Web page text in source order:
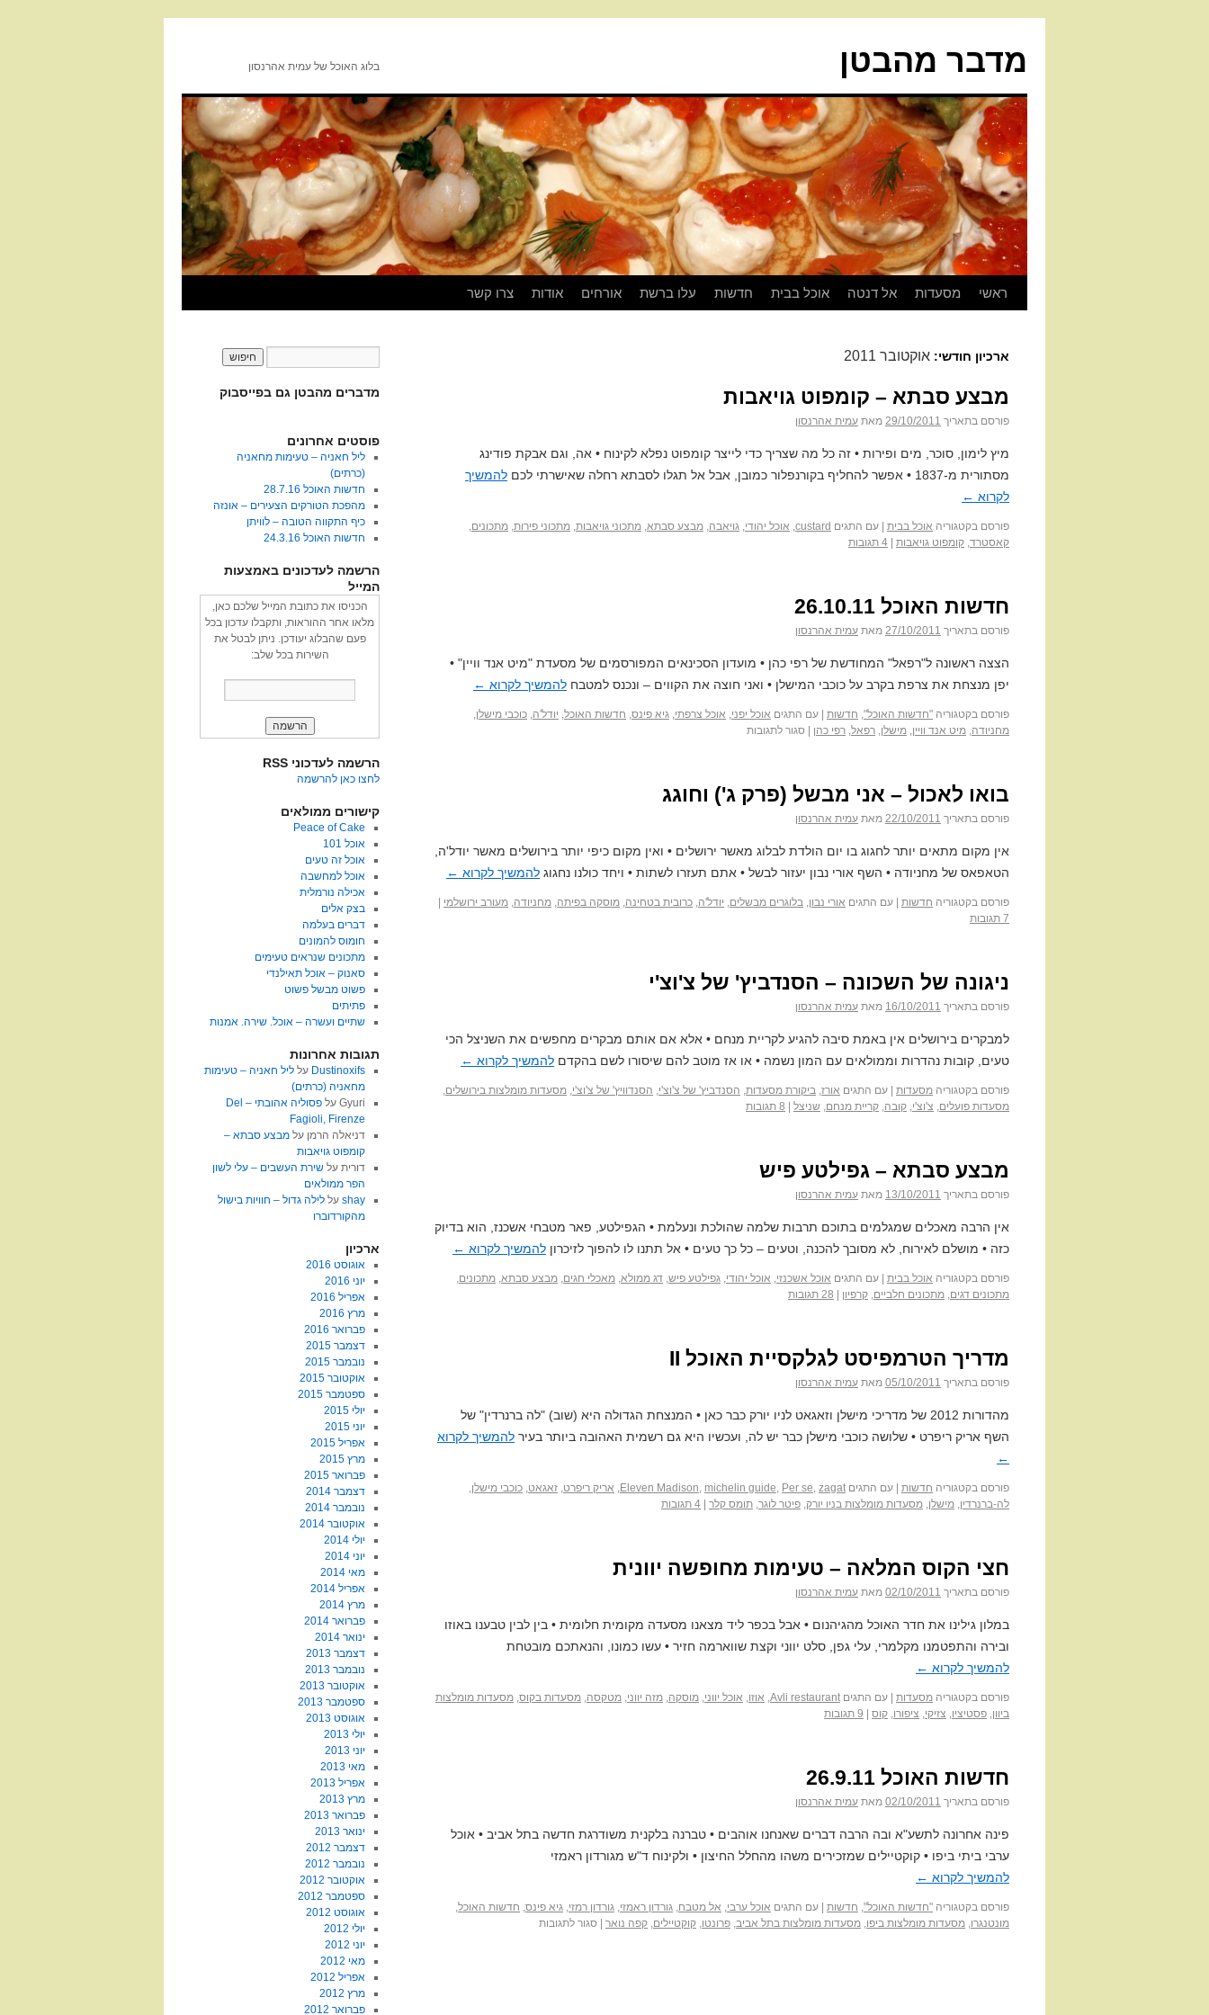
מדבר מהבטן בלוג האוכל של עמית אהרנסון
ראשי מסעדות אל דנטה אוכל בבית חדשות עלו ברשת אורחים אודות צרו קשר
ארכיון חודשי: אוקטובר 2011
מבצע סבתא – קומפוט גויאבות
פורסם בתאריך 29/10/2011 מאת עמית אהרנסון
מיץ לימון, סוכר, מים ופירות • זה כל מה שצריך כדי לייצר קומפוט נפלא לקינוח • אה, וגם אבקת פודינג
מסתורית מ-1837 • אפשר להחליף בקורנפלור כמובן, אבל אל תגלו לסבתא רחלה שאישרתי לכם
להמשיך
לקרוא ←
פורסם בקטגוריה אוכל בבית עם התגים custard
, אוכל יהודי, גויאבה, מבצע סבתא, מתכוני גויאבות, מתכוני פירות, מתכונים,
קאסטרד, קומפוט גויאבות 4 תגובות
חדשות האוכל 26.10.11
פורסם בתאריך 27/10/2011 מאת עמית אהרנסון
הצצה ראשונה ל"רפאל" המחודשת של רפי כהן • מועדון הסכינאים המפורסמים של מסעדת "מיט אנד וויין" •
יפן מנצחת את צרפת בקרב על כוכבי המישלן • ואני חוצה את הקווים – ונכנס למטבח להמשיך לקרוא ←
פורסם בקטגוריה "חדשות האוכל", חדשות עם התגים אוכל יפני, אוכל צרפתי, גיא פינס, חדשות האוכל, יודל'ה, כוכבי מישלן,
מחניודה, מיט אנד וויין, מישלן, רפאל, רפי כהן סגור לתגובות
בואו לאכול – אני מבשל (פרק ג') וחוגג
פורסם בתאריך 22/10/2011 מאת עמית אהרנסון
אין מקום מתאים יותר לחגוג בו יום הולדת לבלוג מאשר ירושלים • ואין מקום כיפי יותר בירושלים מאשר יודל'ה,
הטאפאס של מחניודה • השף אורי נבון יעזור לבשל • אתם תעזרו לשתות • ויחד כולנו נחגוג להמשיך לקרוא ←
פורסם בקטגוריה חדשות עם התגים אורי נבון, בלוגרים מבשלים, יודל'ה, כרובית בטחינה, מוסקה בפיתה, מחניודה, מעורב ירושלמי
7 תגובות
ניגונה של השכונה – הסנדביץ' של צ'וצ'י
פורסם בתאריך 16/10/2011 מאת עמית אהרנסון
למבקרים בירושלים אין באמת סיבה להגיע לקריית מנחם • אלא אם אותם מבקרים מחפשים את השניצל הכי
טעים, קובות נהדרות וממולאים עם המון נשמה • או אז מוטב להם שיסורו לשם בהקדם להמשיך לקרוא ←
פורסם בקטגוריה מסעדות עם התגים אורז, ביקורת מסעדות, הסנדביץ' של צ'וצ'י, הסנדוויץ' של צ'וצ'י, מסעדות מומלצות בירושלים,
מסעדות פועלים, צ'וצ'י, קובה, קריית מנחם, שניצל 8 תגובות
מבצע סבתא – גפילטע פיש
פורסם בתאריך 13/10/2011 מאת עמית אהרנסון
אין הרבה מאכלים שמגלמים בתוכם תרבות שלמה שהולכת ונעלמת • הגפילטע, פאר מטבחי אשכנז, הוא בדיוק
כזה • מושלם לאירוח, לא מסובך להכנה, וטעים – כל כך טעים • אל תתנו לו להפוך לזיכרון להמשיך לקרוא ←
פורסם בקטגוריה אוכל בבית עם התגים אוכל אשכנזי, אוכל יהודי, גפילטע פיש, דג ממולא, מאכלי חגים, מבצע סבתא, מתכונים,
מתכונים דגים, מתכונים חלביים, קרפיון 28 תגובות
מדריך הטרמפיסט לגלקסיית האוכל II
פורסם בתאריך 05/10/2011 מאת עמית אהרנסון
מהדורות 2012 של מדריכי מישלן וזאגאט לניו יורק כבר כאן • המנצחת הגדולה היא (שוב) "לה ברנרדין" של
השף אריק ריפרט • שלושה כוכבי מישלן כבר יש לה, ועכשיו היא גם רשמית האהובה ביותר בעיר להמשיך לקרוא
←
פורסם בקטגוריה חדשות עם התגים Eleven Madison, michelin guide, Per se, zagat
, אריק ריפרט, זאגאט, כוכבי מישלן,
לה-ברנרדין, מישלן, מסעדות מומלצות בניו יורק, פיטר לוגר, תומס קלר 4 תגובות
חצי הקוס המלאה – טעימות מחופשה יוונית
פורסם בתאריך 02/10/2011 מאת עמית אהרנסון
במלון גילינו את חדר האוכל מהגיהנום • אבל בכפר ליד מצאנו מסעדה מקומית חלומית • בין לבין טבענו באוזו
ובירה והתפטמנו מקלמרי, עלי גפן, סלט יווני וקצת שווארמה חזיר • עשו כמונו, והנאתכם מובטחת
להמשיך לקרוא ←
פורסם בקטגוריה מסעדות עם התגים Avli restaurant
, אוזו, אוכל יווני, מוסקה, מזה יווני, מטקסה, מסעדות בקוס, מסעדות מומלצות
ביוון, פסטיציו, צזיקי, ציפורו, קוס 9 תגובות
חדשות האוכל 26.9.11
פורסם בתאריך 02/10/2011 מאת עמית אהרנסון
פינה אחרונה לתשע"א ובה הרבה דברים שאנחנו אוהבים • טברנה בלקנית משודרגת חדשה בתל אביב • אוכל
ערבי ביתי ביפו • קוקטיילים שמזכירים משהו מהחלל החיצון • ולקינוח ד"ש מגורדון ראמזי
להמשיך לקרוא ←
פורסם בקטגוריה "חדשות האוכל", חדשות עם התגים אוכל ערבי, אל מטבח, גורדון ראמזי, גורדון רמזי, גיא פינס, חדשות האוכל,
מונטנגרו, מסעדות מומלצות ביפו, מסעדות מומלצות בתל אביב, פרונטו, קוקטיילים, קפה נואר סגור לתגובות
מדברים מהבטן גם בפייסבוק
פוסטים אחרונים
ליל חאניה – טעימות מחאניה
(כרתים)
חדשות האוכל 28.7.16
מהפכת הטורקים הצעירים – אונזה
כיף התקווה הטובה – לוויתן
חדשות האוכל 24.3.16
הרשמה לעדכונים באמצעות
המייל
הכניסו את כתובת המייל שלכם כאן,
מלאו אחר ההוראות, ותקבלו עדכון בכל
פעם שהבלוג יעודכן. ניתן לבטל את
השירות בכל שלב:
הרשמה לעדכוני RSS
לחצו כאן להרשמה
קישורים ממולאים
Peace of Cake
אוכל 101
אוכל זה טעים
אוכל למחשבה
אכילה נורמלית
בצק אלים
דברים בעלמה
חומוס להמונים
מתכונים שנראים טעימים
סאנוק – אוכל תאילנדי
פשוט מבשל פשוט
פתיתים
שתיים ועשרה – אוכל. שירה. אמנות
תגובות אחרונות
Dustinoxifs על ליל חאניה – טעימות
מחאניה (כרתים)
Gyuriעל
פסוליה אהובתי – Del
Fagioli, Firenze
דניאלה הרמן על מבצע סבתא –
קומפוט גויאבות
דוריתעל שירת העשבים – עלי לשון
הפר ממולאים
shayעל לילה גדול – חוויות בישול
מהקורדוברו
ארכיון
אוגוסט 2016
יוני 2016
אפריל 2016
מרץ 2016
פברואר 2016
דצמבר 2015
נובמבר 2015
אוקטובר 2015
ספטמבר 2015
יולי 2015
יוני 2015
אפריל 2015
מרץ 2015
פברואר 2015
דצמבר 2014
נובמבר 2014
אוקטובר 2014
יולי 2014
יוני 2014
מאי 2014
אפריל 2014
מרץ 2014
פברואר 2014
ינואר 2014
דצמבר 2013
נובמבר 2013
אוקטובר 2013
ספטמבר 2013
אוגוסט 2013
יולי 2013
יוני 2013
מאי 2013
אפריל 2013
מרץ 2013
פברואר 2013
ינואר 2013
דצמבר 2012
נובמבר 2012
אוקטובר 2012
ספטמבר 2012
אוגוסט 2012
יולי 2012
יוני 2012
מאי 2012
אפריל 2012
מרץ 2012
פברואר 2012